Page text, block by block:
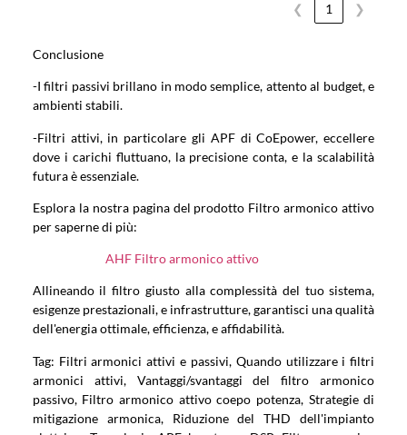
❮ 1 ❯
Conclusione
-I filtri passivi brillano in modo semplice, attento al budget, e
ambienti stabili.
-Filtri attivi, in particolare gli APF di CoEpower, eccellere
dove i carichi fluttuano, la precisione conta, e la scalabilità
futura è essenziale.
Esplora la nostra pagina del prodotto Filtro armonico attivo
per saperne di più:
AHF Filtro armonico attivo
Allineando il filtro giusto alla complessità del tuo sistema,
esigenze prestazionali, e infrastrutture, garantisci una qualità
dell'energia ottimale, efficienza, e affidabilità.
Tag: Filtri armonici attivi e passivi, Quando utilizzare i filtri
armonici attivi, Vantaggi/svantaggi del filtro armonico
passivo, Filtro armonico attivo coepo potenza, Strategie di
mitigazione armonica, Riduzione del THD dell'impianto